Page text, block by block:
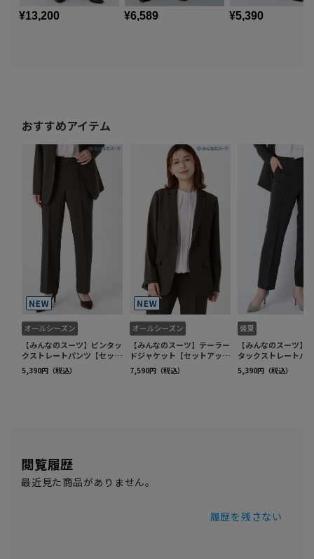
閲覧履歴
最近見た商品がありません。
履歴を残さない